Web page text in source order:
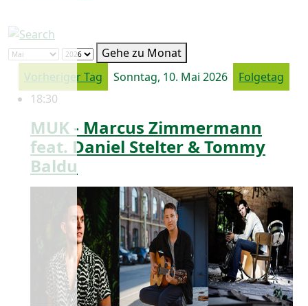
Gehe zu Monat
Vorheriger Tag
Sonntag, 10. Mai 2026
Folgetag
18:30
MUK - Marcus Zimmermann
feat. Daniel Stelter & Tommy
Baldu